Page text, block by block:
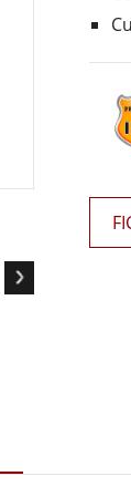
Movilidad con
Panel PC